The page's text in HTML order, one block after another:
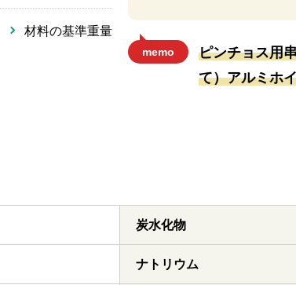
材料の基準重量
memo
ピンチョス用
て）アルミホ
炭水化物
ナトリウム